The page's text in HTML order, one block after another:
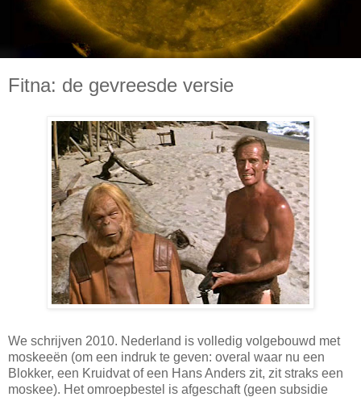
Fitna: de gevreesde versie
We schrijven 2010. Nederland is volledig volgebouwd met
moskeeën (om een indruk te geven: overal waar nu een
Blokker, een Kruidvat of een Hans Anders zit, zit straks een
moskee). Het omroepbestel is afgeschaft (geen subsidie